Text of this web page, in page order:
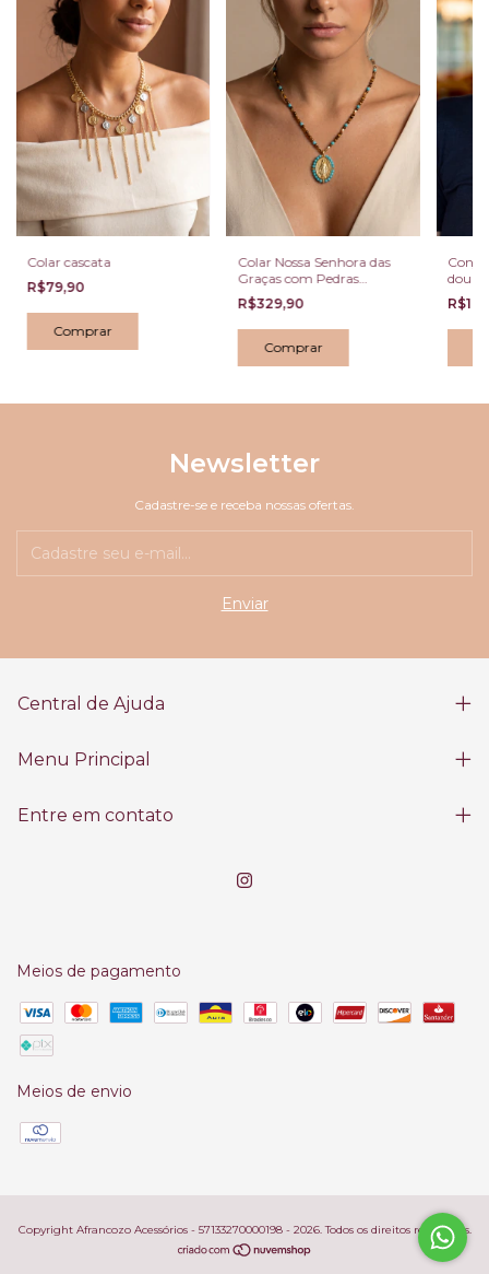
Colar cascata
R$79,90
Colar Nossa Senhora das
Graças com Pedras
Naturais
R$329,90
Newsletter
Cadastre-se e receba nossas ofertas.
Central de Ajuda
Menu Principal
Entre em contato
Meios de pagamento
Meios de envio
Copyright Afrancozo Acessórios - 57133270000198 - 2026. Todos os direitos reservados.